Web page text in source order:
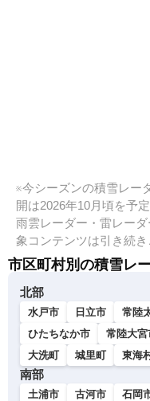
※今シーズンの積雪レー
開は2026年10月頃を予
雨雲レーダー・雷レー
象コンテンツは引き続き
市区町村別の積雪レ
北部
水戸市 日立市 常陸
ひたちなか市
常陸大宮
大洗町
城里町 東海
南部
土浦市 古河市 石岡